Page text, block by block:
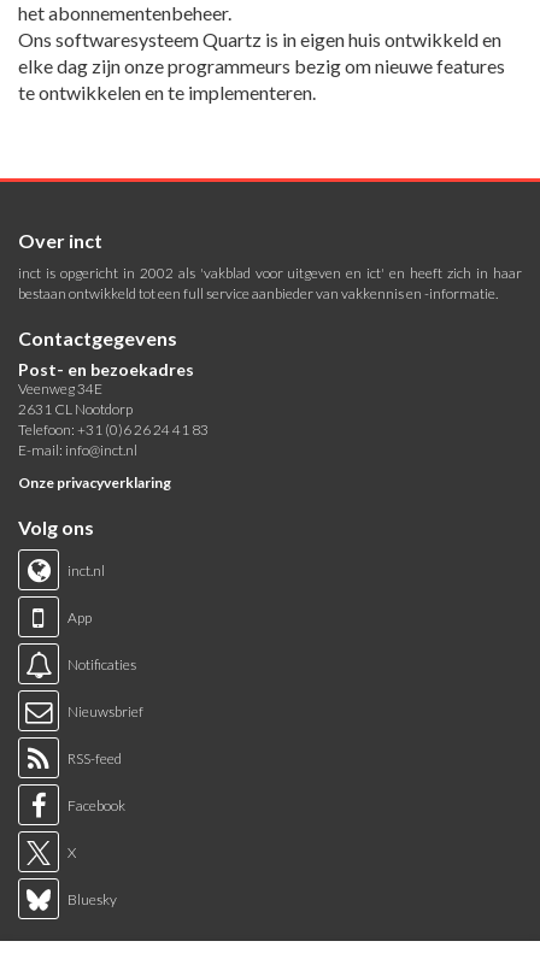
het abonnementenbeheer.
Ons softwaresysteem Quartz is in eigen huis ontwikkeld en
elke dag zijn onze programmeurs bezig om nieuwe features
te ontwikkelen en te implementeren.
Over inct
inct is opgericht in 2002 als 'vakblad voor uitgeven en ict' en heeft zich in haar
bestaan ontwikkeld tot een full service aanbieder van vakkennis en -informatie.
Contactgegevens
Post- en bezoekadres
Veenweg 34E
2631 CL Nootdorp
Telefoon: +31 (0)6 26 24 41 83
E-mail: info@inct.nl
Onze privacyverklaring
Volg ons
inct.nl
App
Notificaties
Nieuwsbrief
RSS-feed
Facebook
X
Bluesky